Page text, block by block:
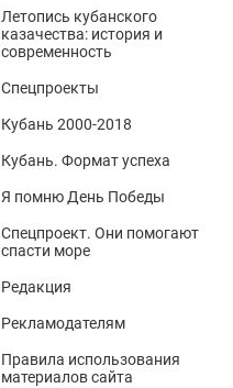
Летопись кубанского
казачества: история и
современность
Спецпроекты
Кубань 2000-2018
Кубань. Формат успеха
Я помню День Победы
Спецпроект. Они помогают
спасти море
Редакция
Рекламодателям
Правила использования
материалов сайта